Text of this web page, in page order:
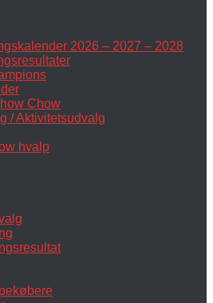
2026 – 2027 – 2028
Chow
/ Aktivitetsudvalg
hvalp